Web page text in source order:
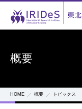
概要
HOME 概要 トピックス